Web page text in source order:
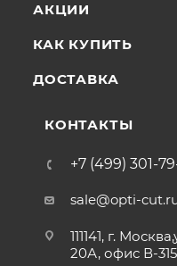
АКЦИИ
КАК КУПИТЬ
ДОСТАВКА
КОНТАКТЫ
+7 (499) 301-
sale@opti-
111141, г.
20А, офис В-315